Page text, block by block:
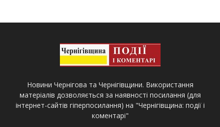
Новини Чернігова та Чернігівщини. Використання
матеріалів дозволяється за наявності посилання (для
інтернет-сайтів гіперпосилання) на "Чернігівщина: події і
коментарі"